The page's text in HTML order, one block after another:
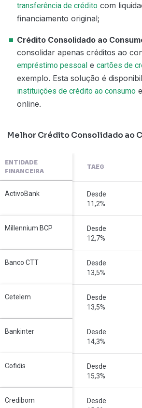
transferência de crédito com
financiamento original;
Crédito Consolidado ao
consolidar apenas créditos ao
empréstimo pessoal e cartões de
exemplo. Esta solução é
instituições de crédito ao consumo
online.
Melhor Crédito Consolidado ao
ENTIDADE
FINANCEIRA
TAEG
ActivoBank
Desde
11,2%
Millennium BCP
Desde
12,7%
Banco CTT
Desde
13,5%
Cetelem
Desde
13,5%
Bankinter
Desde
14,3%
Cofidis
Desde
15,3%
Credibom
Desde